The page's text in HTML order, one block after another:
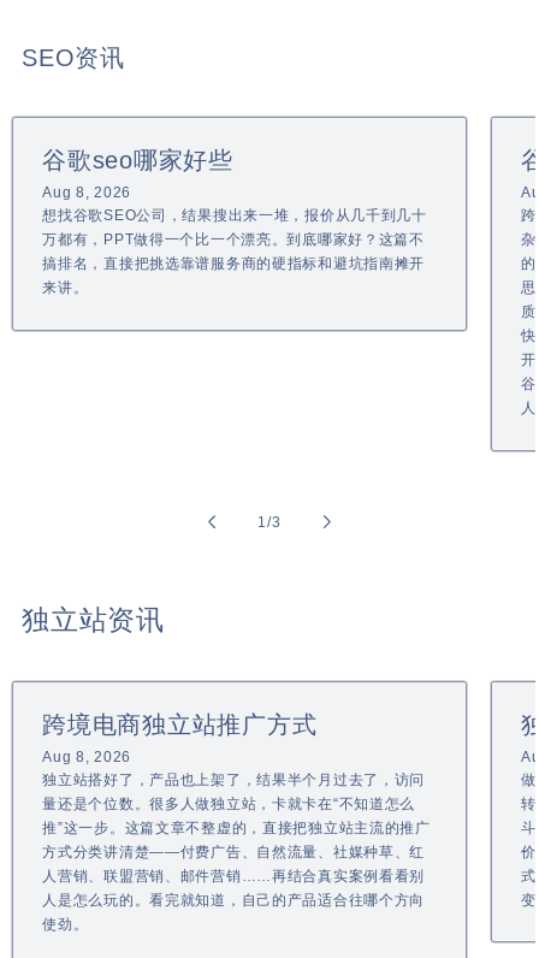
SEO资讯
谷歌seo哪家好些
Aug 8, 2026
想找谷歌SEO公司，结果搜出来一堆，报价从几千到几十
万都有，PPT做得一个比一个漂亮。到底哪家好？这篇不
搞排名，直接把挑选靠谱服务商的硬指标和避坑指南摊开
来讲。
跨
杂
的
思
快
开
谷
1/of
3
独立站资讯
跨境电商独立站推广方式
Aug 8, 2026
独立站搭好了，产品也上架了，结果半个月过去了，访问
量还是个位数。很多人做独立站，卡就卡在“不知道怎么
推”这一步。这篇文章不整虚的，直接把独立站主流的推广
方式分类讲清楚——付费广告、自然流量、社媒种草、红
人营销、联盟营销、邮件营销……再结合真实案例看看别
人是怎么玩的。看完就知道，自己的产品适合往哪个方向
使劲。
做
转
斗
价
式
变